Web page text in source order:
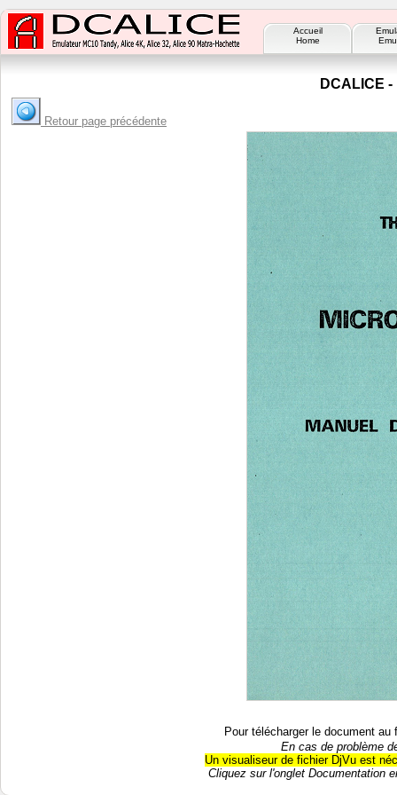
Accueil
Home
DCALICE
Retour page précédente
Pour télécharger le document
En cas de problème
Un visualiseur de fichier DjVu est
Cliquez sur l'onglet Documentation